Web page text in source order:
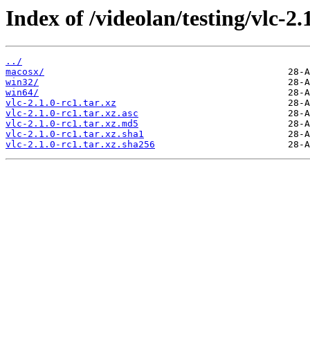
Index of /videolan/testing/vlc-
../
macosx/
win32/
win64/
vlc-2.1.0-rc1.tar.xz
vlc-2.1.0-rc1.tar.xz.asc
vlc-2.1.0-rc1.tar.xz.md5
vlc-2.1.0-rc1.tar.xz.sha1
vlc-2.1.0-rc1.tar.xz.sha256